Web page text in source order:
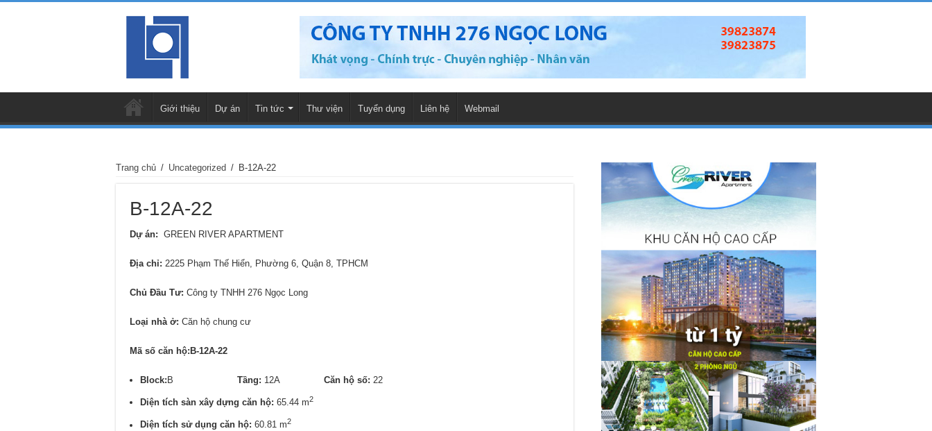
Giới thiệu Dự án Tin tức Thư viện Tuyển dụng Liên hệ Webmail
Trang chủ / Uncategorized / B-12A-22
B-12A-22
Dự án: GREEN RIVER APARTMENT
Địa chỉ: 2225 Phạm Thế Hiển, Phường 6, Quận 8, TPHCM
Chủ Đầu Tư: Công ty TNHH 276 Ngọc Long
Loại nhà ở: Căn hộ chung cư
Mã số căn hộ:B-12A-22
Block: B Tầng: 12A Căn hộ số: 22
Diện tích sàn xây dựng căn hộ: 65.44 m2
Diện tích sử dụng căn hộ: 60.81 m2